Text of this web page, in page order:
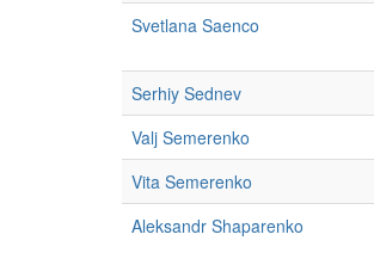
Svetlana Saenco
Serhiy Sednev
Valj Semerenko
Vita Semerenko
Aleksandr Shaparenko